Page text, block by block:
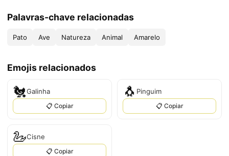
Palavras-chave relacionadas
Pato Ave Natureza Animal Amarelo
Emojis relacionados
🐔Galinha
📋 Copiar
🐧 Pinguim
📋 Copiar
🦢Cisne
📋 Copiar